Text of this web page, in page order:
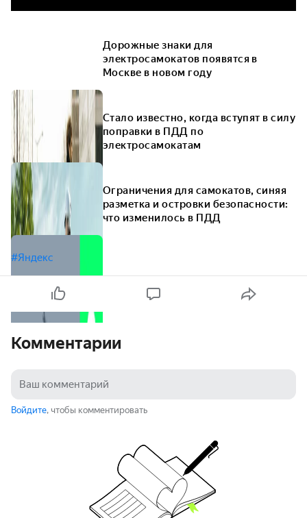
Дорожные знаки для
электросамокатов появятся в
Москве в новом году
Стало известно, когда вступят в силу
поправки в ПДД по
электросамокатам
Ограничения для самокатов, синяя
разметка и островки безопасности:
что изменилось в ПДД
#Яндекс
Комментарии
Войдите, чтобы комментировать